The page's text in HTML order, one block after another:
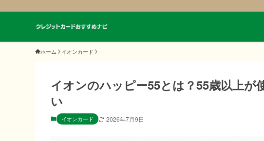
ホーム イオンカード
イオンのハッピー55とは？55歳以上が
い
イオンカード 2026年7月9日